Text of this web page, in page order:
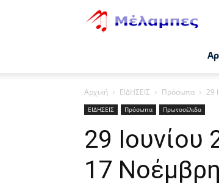
Αρχική ΕΙΔΗΣΕΙΣ Πρόσωπα 29
ΕΙΔΗΣΕΙΣ Πρόσωπα Πρωτοσέλιδα
29 Ιουνίου
17